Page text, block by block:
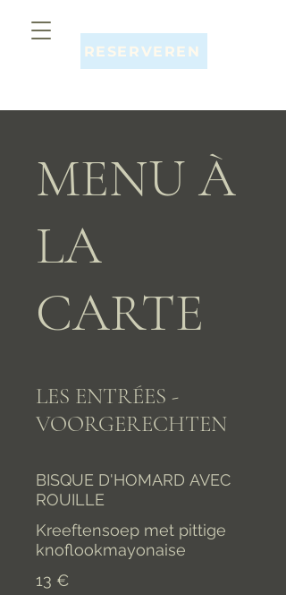
RESERVEREN
MENU À
LA
CARTE
LES ENTRÉES -
VOORGERECHTEN
BISQUE D'HOMARD AVEC
ROUILLE
Kreeftensoep met pittige
knoflookmayonaise
13 €